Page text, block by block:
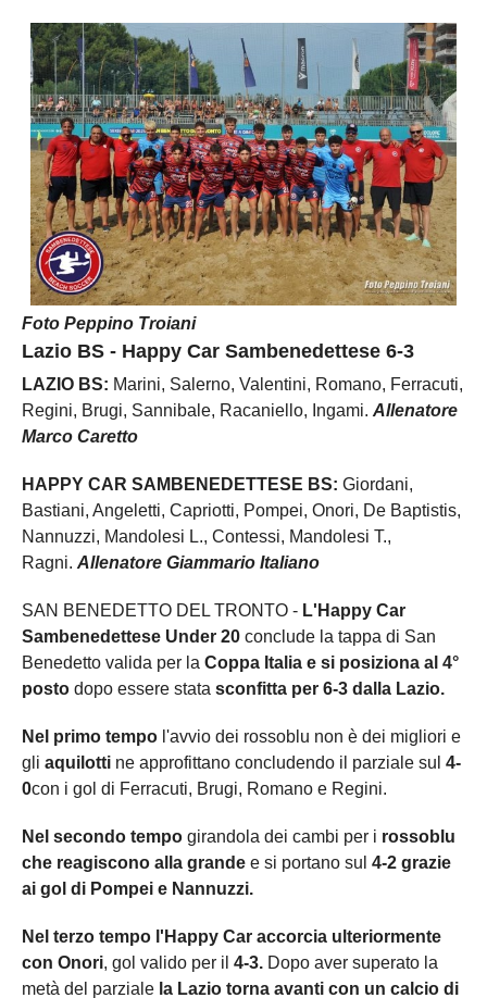
Foto Peppino Troiani
Lazio BS - Happy Car Sambenedettese 6-3
LAZIO BS: Marini, Salerno, Valentini, Romano, Ferracuti,
Regini, Brugi, Sannibale, Racaniello, Ingami. Allenatore
Marco Caretto
HAPPY CAR SAMBENEDETTESE BS: Giordani,
Bastiani, Angeletti, Capriotti, Pompei, Onori, De Baptistis,
Nannuzzi, Mandolesi L., Contessi, Mandolesi T.,
Ragni. Allenatore Giammario Italiano
SAN BENEDETTO DEL TRONTO - L'Happy Car
Sambenedettese Under 20 conclude la tappa di San
Benedetto valida per la Coppa Italia e si posiziona al 4°
posto dopo essere stata sconfitta per 6-3 dalla Lazio.
Nel primo tempo l'avvio dei rossoblu non è dei migliori e
gli aquilotti ne approfittano concludendo il parziale sul 4-
0con i gol di Ferracuti, Brugi, Romano e Regini.
Nel secondo tempo girandola dei cambi per i rossoblu
che reagiscono alla grande e si portano sul 4-2 grazie
ai gol di Pompei e Nannuzzi.
Nel terzo tempo l'Happy Car accorcia ulteriormente
con Onori, gol valido per il 4-3. Dopo aver superato la
metà del parziale la Lazio torna avanti con un calcio di